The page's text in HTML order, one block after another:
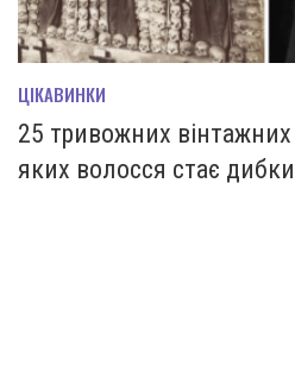
ЦІКАВИНКИ
25 тривожних вінтажних
яких волосся стає дибки